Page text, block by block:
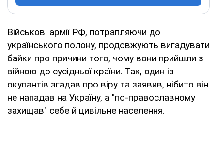
Військові армії РФ, потрапляючи до
українського полону, продовжують вигадувати
байки про причини того, чому вони прийшли з
війною до сусідньої країни. Так, один із
окупантів згадав про віру та заявив, нібито він
не нападав на Україну, а "по-православному
захищав" себе й цивільне населення.